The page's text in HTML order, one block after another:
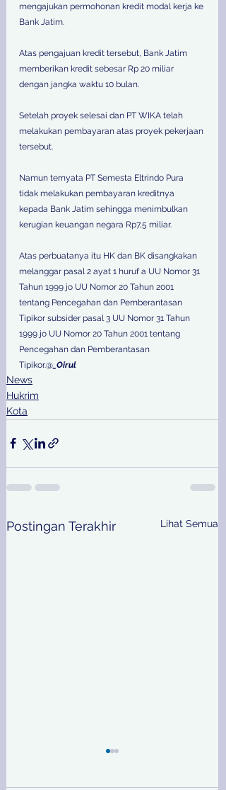
mengajukan permohonan kredit modal kerja ke
Bank Jatim.
Atas pengajuan kredit tersebut, Bank Jatim
memberikan kredit sebesar Rp 20 miliar
dengan jangka waktu 10 bulan.
Setelah proyek selesai dan PT WIKA telah
melakukan pembayaran atas proyek pekerjaan
tersebut.
Namun ternyata PT Semesta Eltrindo Pura
tidak melakukan pembayaran kreditnya
kepada Bank Jatim sehingga menimbulkan
kerugian keuangan negara Rp7,5 miliar.
Atas perbuatanya itu HK dan BK disangkakan
melanggar pasal 2 ayat 1 huruf a UU Nomor 31
Tahun 1999 jo UU Nomor 20 Tahun 2001
tentang Pencegahan dan Pemberantasan
Tipikor subsider pasal 3 UU Nomor 31 Tahun
1999 jo UU Nomor 20 Tahun 2001 tentang
Pencegahan dan Pemberantasan
Tipikor.@ _Oirul
News
Hukrim
Kota
Postingan Terakhir Lihat Semua